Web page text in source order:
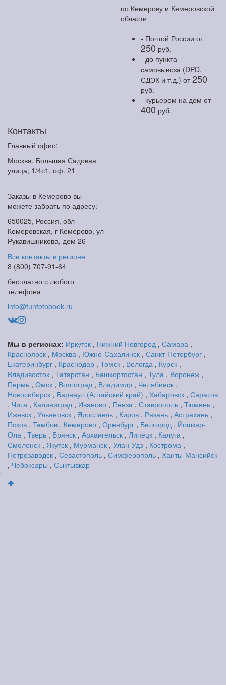
по Кемерову и Кемеровской
области
- Почтой России от
250 руб.
- до пункта
самовывоза (DPD,
СДЭК и т.д.) от250
руб.
- курьером на дом от
400 руб.
Контакты
Главный офис:
Москва, Большая Садовая
улица, 1/4с1, оф. 21
Заказы в Кемерово вы
можете забрать по адресу:
650025, Россия, обл
Кемеровская, г Кемерово, ул
Рукавишникова, дом 26
Все контакты в регионе
8 (800) 707-91-64
бесплатно с любого
телефона
info@funfotobook.ru
Мы в регионах: Иркутск , Нижний Новгород , Самара ,
Красноярск , Москва , Южно-Сахалинск , Санкт-Петербург ,
Екатеринбург , Краснодар , Томск , Вологда , Курск ,
Владивосток , Татарстан , Башкортостан , Тула , Воронеж ,
Пермь , Омск , Волгоград , Владимир , Челябинск ,
Новосибирск , Барнаул (Алтайский край) , Хабаровск , Саратов
, Чита , Калиниград , Иваново , Пенза , Ставрополь , Тюмень ,
Ижевск , Ульяновск , Ярославль , Киров , Рязань , Астрахань ,
Псков , Тамбов , Кемерово , Оренбург , Белгород , Йошкар-
Ола , Тверь , Брянск , Архангельск , Липецк , Калуга ,
Смоленск , Якутск , Мурманск , Улан-Удэ , Кострома ,
Петрозаводск , Севастополь , Симферополь , Ханты-Мансийск
, Чебоксары , Сыктывкар
'